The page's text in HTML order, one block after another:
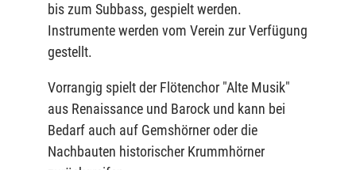
bis zum Subbass, gespielt werden.
Instrumente werden vom Verein zur Verfügung
gestellt.
Vorrangig spielt der Flötenchor "Alte Musik"
aus Renaissance und Barock und kann bei
Bedarf auch auf Gemshörner oder die
Nachbauten historischer Krummhörner